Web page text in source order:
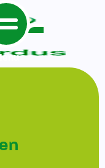
(TSO)